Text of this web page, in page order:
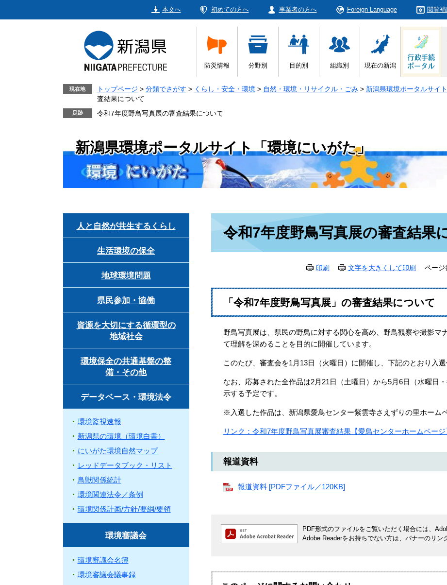
本文へ 初めての方へ 事業者の方へ Foreign Language 閲覧補
防災情報 分野別 目的別 組織別 現在の新潟
現在地 トップページ > 分類でさがす > くらし・安全・環境 > 自然・環境・リサイクル・ごみ > 新潟県環境ポータルサイ
査結果について
令和7年度野鳥写真展の審査結果について
新潟県環境ポータルサイト「環境にいがた」
令和7年度野鳥写真展の審査結果
印刷 文字を大きくして印刷 ページ
「令和7年度野鳥写真展」の審査結果について
野鳥写真展は、県民の野鳥に対する関心を高め、野鳥観察や撮影マ
て理解を深めることを目的に開催しています。
このたび、審査会を1月13日（火曜日）に開催し、下記のとおり入
なお、応募された全作品は2月21日（土曜日）から5月6日（水曜日
示する予定です。
※入選した作品は、新潟県愛鳥センター紫雲寺さえずりの里ホーム
リンク：令和7年度野鳥写真展審査結果【愛鳥センターホームページ
報道資料
報道資料 [PDFファイル／120KB]
PDF形式のファイルをご覧いただく場合には、
Adobe Readerをお持ちでない方は、バナーのリン
人と自然が共生するくらし
生活環境の保全
地球環境問題
県民参加・協働
資源を大切にする循環型の
地域社会
環境保全の共通基盤の整
備・その他
データベース・環境法令
環境監視速報
新潟県の環境（環境白書）
にいがた環境自然マップ
レッドデータブック・リスト
鳥獣関係統計
環境関連法令／条例
環境関係計画/方針/要綱/要領
環境審議会
環境審議会名簿
環境審議会議事録